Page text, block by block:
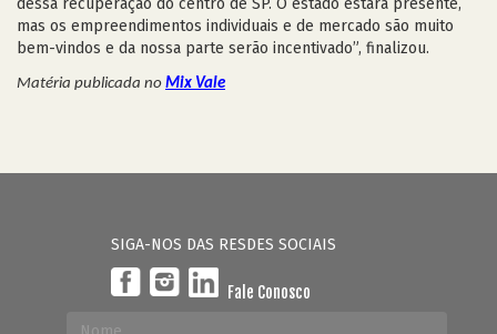
dessa recuperação do centro de SP. O estado estará presente,
mas os empreendimentos individuais e de mercado são muito
bem-vindos e da nossa parte serão incentivado”, finalizou.
Matéria publicada no Mix Vale
SIGA-NOS DAS RESDES SOCIAIS
Fale Conosco